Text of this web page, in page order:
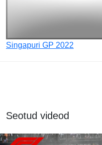
Singapuri GP 2022
Seotud videod